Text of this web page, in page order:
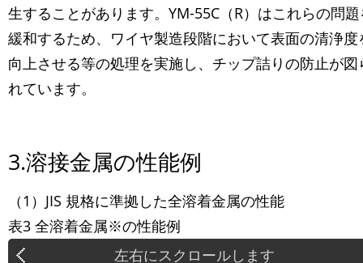
生することがあります。YM-55C（R）はこれらの問
緩和するため、ワイヤ製造段階において表面の清浄度
向上させる等の処理を実施し、チップ詰りの防止が図
れています。
3.溶接金属の性能例
（1）JIS 規格に準拠した全溶着金属の性能
表3 全溶着金属※の性能例